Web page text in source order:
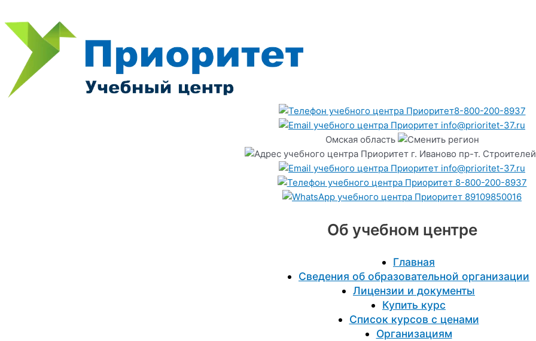
8-800-200-8937
info@prioritet-37.ru
Омская область
г. Иваново пр-т. Строителей
info@prioritet-37.ru
8-800-200-8937
89109850016
Об учебном центре
Главная
Сведения об образовательной организации
Лицензии и документы
Купить курс
Список курсов с ценами
Организациям